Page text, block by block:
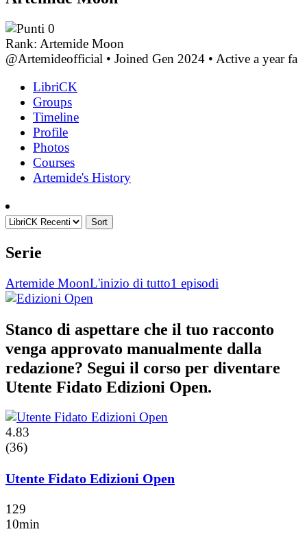
0
Rank: Artemide Moon
@Artemideofficial • Joined Gen 2024 • Active a year fa
LibriCK
Groups
Timeline
Profile
Photos
Courses
Artemide's History
Sort
Serie
Artemide MoonL'inizio di tutto1 episodi
Stanco di aspettare che il tuo racconto
venga approvato manualmente dalla
redazione? Segui il corso per diventare
Utente Fidato Edizioni Open.
4.83
(36)
Utente Fidato Edizioni Open
129
10min